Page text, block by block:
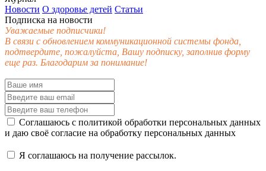
Новости О здоровье детей Статьи
Подписка на новости
Уважаемые подписчики!
В связи с обновлением коммуникационной системы фонда,
подтвердите, пожалуйста, Вашу подписку, заполнив форму
еще раз. Благодарим за понимание!
Соглашаюсь с политикой обработки персональных данных
и даю своё согласие на обработку персональных данных
Я соглашаюсь на получение рассылок.